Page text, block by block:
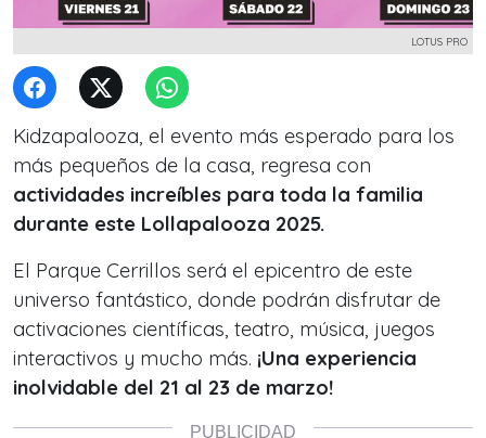
LOTUS PRO
Kidzapalooza, el evento más esperado para los
más pequeños de la casa, regresa con
actividades increíbles para toda la familia
durante este Lollapalooza 2025.
El Parque Cerrillos será el epicentro de este
universo fantástico, donde podrán disfrutar de
activaciones científicas, teatro, música, juegos
interactivos y mucho más. ¡Una experiencia
inolvidable del 21 al 23 de marzo!